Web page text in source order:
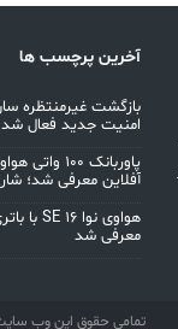
آخرین پرچسب ها
بازگشت غیرمنتظره
امنیت جدید فعال شد
آفلاین معرفی شد؛
معرفی شد
تمامی حقوق این وب